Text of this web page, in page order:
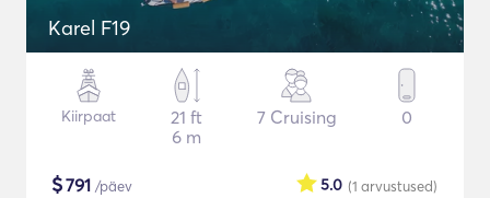
Karel F19
Kiirpaat
21 ft
6 m
7 Cruising 0
$791 /päev (1 arvustused)
5.0